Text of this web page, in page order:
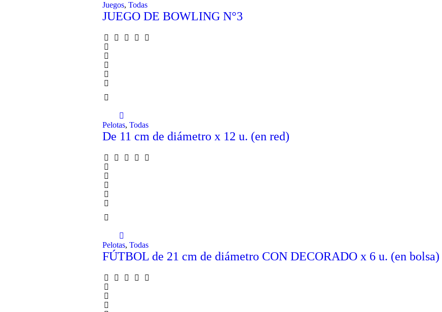
Juegos, Todas
JUEGO DE BOWLING N°3
Pelotas, Todas
De 11 cm de diámetro x 12 u. (en red)
Pelotas, Todas
FÚTBOL de 21 cm de diámetro CON DECORADO x 6 u. (en bolsa)